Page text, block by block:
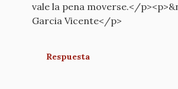
vale la pena moverse.</
Garcia Vicente</p>
Respuesta